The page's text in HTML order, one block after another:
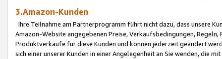
3.Amazon-Kunden
Ihre Teilnahme am Partnerprogramm führt nicht dazu, dass unsere
Amazon-Website angegebenen Preise, Verkaufsbedingungen,
Produktverkäufe für diese Kunden und können jederzeit geändert
sich einer unserer Kunden in einer Angelegenheit an Sie wenden, die